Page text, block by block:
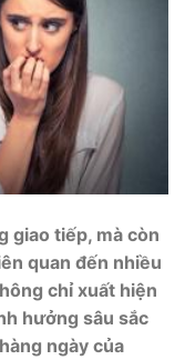
giao tiếp, mà còn
quan đến nhiều
chỉ xuất hiện
hưởng sâu sắc
ngày của